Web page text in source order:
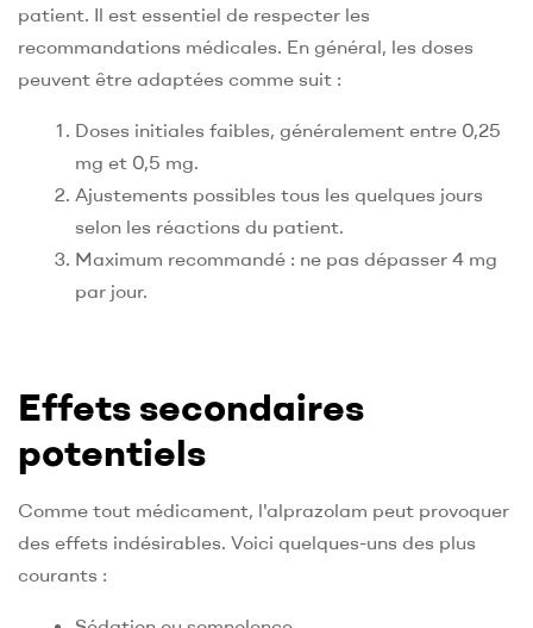
patient. Il est essentiel de respecter les
recommandations médicales. En général, les doses
peuvent être adaptées comme suit :
Doses initiales faibles, généralement entre 0,25
mg et 0,5 mg.
Ajustements possibles tous les quelques jours
selon les réactions du patient.
Maximum recommandé : ne pas dépasser 4 mg
par jour.
Effets secondaires
potentiels
Comme tout médicament, l'alprazolam peut provoquer
des effets indésirables. Voici quelques-uns des plus
courants :